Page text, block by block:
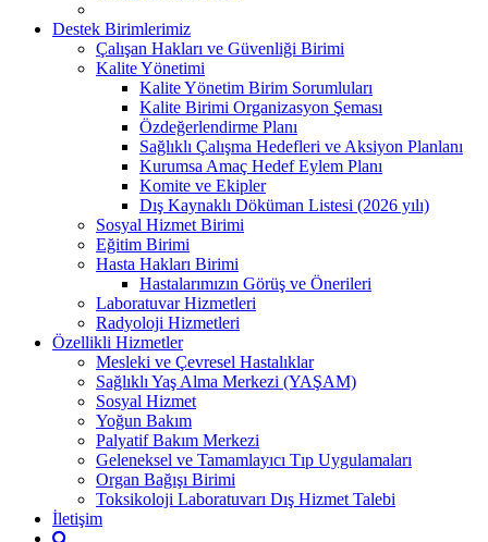
Destek Birimlerimiz
Çalışan Hakları ve Güvenliği Birimi
Kalite Yönetimi
Kalite Yönetim Birim Sorumluları
Kalite Birimi Organizasyon Şeması
Özdeğerlendirme Planı
Sağlıklı Çalışma Hedefleri ve Aksiyon Planlanı
Kurumsa Amaç Hedef Eylem Planı
Komite ve Ekipler
Dış Kaynaklı Döküman Listesi (2026 yılı)
Sosyal Hizmet Birimi
Eğitim Birimi
Hasta Hakları Birimi
Hastalarımızın Görüş ve Önerileri
Laboratuvar Hizmetleri
Radyoloji Hizmetleri
Özellikli Hizmetler
Mesleki ve Çevresel Hastalıklar
Sağlıklı Yaş Alma Merkezi (YAŞAM)
Sosyal Hizmet
Yoğun Bakım
Palyatif Bakım Merkezi
Geleneksel ve Tamamlayıcı Tıp Uygulamaları
Organ Bağışı Birimi
Toksikoloji Laboratuvarı Dış Hizmet Talebi
İletişim